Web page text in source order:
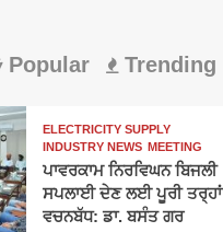
Popular Trending
ELECTRICITY SUPPLY
INDUSTRY NEWS MEETING
ਪਾਵਰਕਾਮ ਨਿਰਵਿਘਨ ਬਿਜਲੀ
ਸਪਲਾਈ ਦੇਣ ਲਈ ਪੂਰੀ ਤਰ੍ਹਾਂ
ਵਚਨਬੱਧ: ਡਾ. ਬਸੰਤ ਗਰ